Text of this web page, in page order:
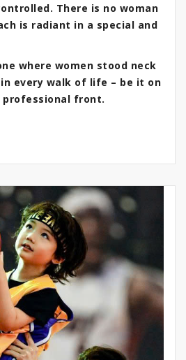
There is no woman
is radiant in a special and
where women stood neck
every walk of life – be it on
front.